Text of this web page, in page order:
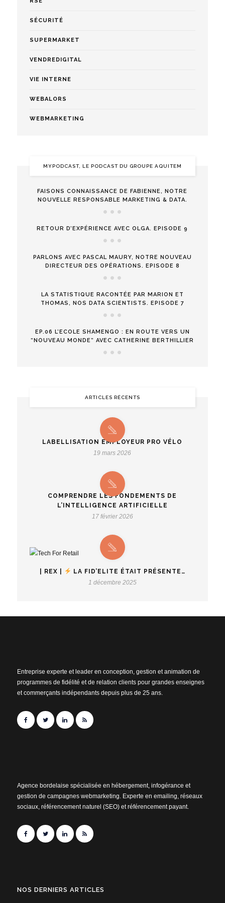
SÉCURITÉ
SUPERMARKET
VENDREDIGITAL
VIE INTERNE
WEBALORS
WEBMARKETING
MYPODCAST, LE PODCAST DU GROUPE AQUITEM
FAISONS CONNAISSANCE DE FABIENNE, NOTRE
NOUVELLE RESPONSABLE MARKETING & DATA.
RETOUR D’EXPÉRIENCE AVEC OLGA. EPISODE 9
PARLONS AVEC PASCAL MAURY, NOTRE NOUVEAU
DIRECTEUR DES OPÉRATIONS. EPISODE 8
LA STATISTIQUE RACONTÉE PAR MARION ET
THOMAS, NOS DATA SCIENTISTS. EPISODE 7
EP.06 L’ECOLE SHAMENGO : EN ROUTE VERS UN
“NOUVEAU MONDE” AVEC CATHERINE BERTHILLIER
ARTICLES RÉCENTS
LABELLISATION EMPLOYEUR PRO VÉLO
19 mars 2026
COMPRENDRE LES FONDEMENTS DE
L’INTELLIGENCE ARTIFICIELLE
17 février 2026
| REX |
LA FID’ELITE ÉTAIT PRÉSENTE…
1 décembre 2025
Entreprise experte et leader en conception, gestion et animation de
programmes de fidélité et de relation clients pour grandes enseignes
et commerçants indépendants depuis plus de 25 ans.
Agence bordelaise spécialisée en hébergement, infogérance et
gestion de campagnes webmarketing. Experte en emailing, réseaux
sociaux, référencement naturel (SEO) et référencement payant.
NOS DERNIERS ARTICLES